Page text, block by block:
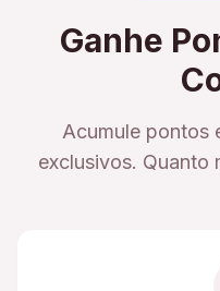
Ganhe
Acumule pontos
exclusivos. Quanto